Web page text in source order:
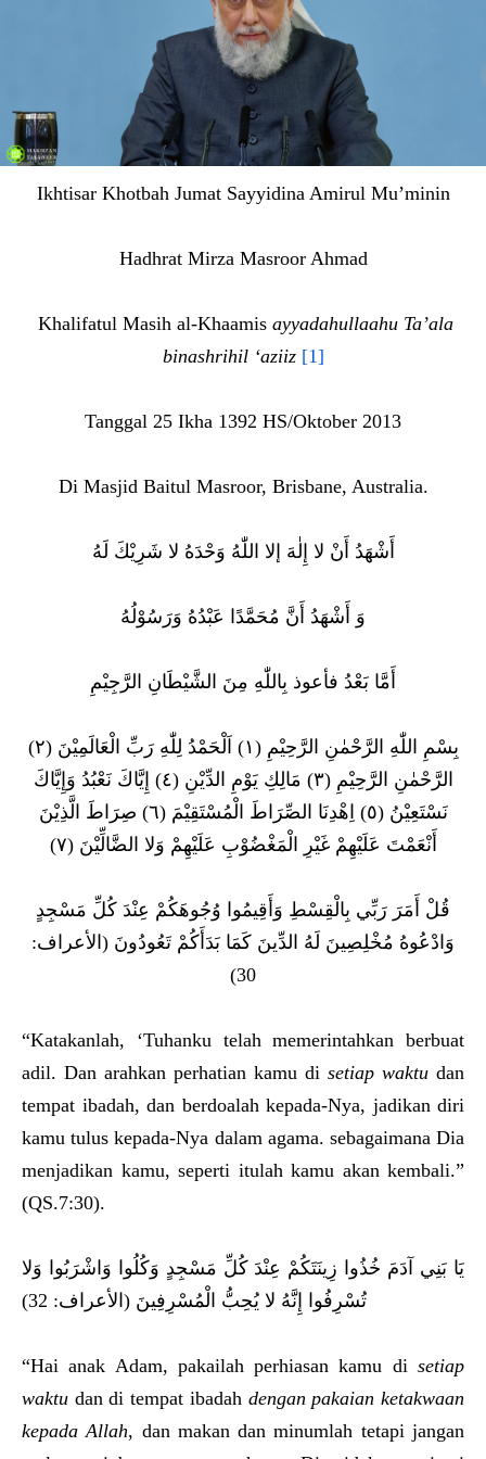
Ikhtisar Khotbah Jumat Sayyidina Amirul Mu’minin
Hadhrat Mirza Masroor Ahmad
Khalifatul Masih al-Khaamis ayyadahullaahu Ta’ala
binashrihil ‘aziiz [1]
Tanggal 25 Ikha 1392 HS/Oktober 2013
Di Masjid Baitul Masroor, Brisbane, Australia.
أَشْهَدُ أَنْ لا إِلٰهَ إلا اللّٰهُ وَحْدَهُ لا شَرِيْكَ لَهُ
وَ أَشْهَدُ أَنَّ مُحَمَّدًا عَبْدُهُ وَرَسُوْلُهُ
أَمَّا بَعْدُ فأعوذ بِاللّٰهِ مِنَ الشَّيْطَانِ الرَّجِيْمِ
بِسْمِ اللّٰهِ الرَّحْمٰنِ الرَّحِيْمِ (١) اَلْحَمْدُ لِلّٰهِ رَبِّ الْعَالَمِيْنَ (٢)
الرَّحْمٰنِ الرَّحِيْمِ (٣) مَالِكِ يَوْمِ الدِّيْنِ (٤) إِيَّاكَ نَعْبُدُ وَإِيَّاكَ
نَسْتَعِيْنُ (٥) اِهْدِنَا الصِّرَاطَ الْمُسْتَقِيْمَ (٦) صِرَاطَ الَّذِيْنَ
أَنْعَمْتَ عَلَيْهِمْ غَيْرِ الْمَغْضُوْبِ عَلَيْهِمْ وَلا الضَّالِّيْنَ (٧)
قُلْ أَمَرَ رَبِّي بِالْقِسْطِ وَأَقِيمُوا وُجُوهَكُمْ عِنْدَ كُلِّ مَسْجِدٍ
وَادْعُوهُ مُخْلِصِينَ لَهُ الدِّينَ كَمَا بَدَأَكُمْ تَعُودُونَ (الأعراف:
30)
“Katakanlah, ‘Tuhanku telah memerintahkan berbuat
adil. Dan arahkan perhatian kamu di setiap waktu dan
tempat ibadah, dan berdoalah kepada-Nya, jadikan diri
kamu tulus kepada-Nya dalam agama. sebagaimana Dia
menjadikan kamu, seperti itulah kamu akan kembali.”
(QS.7:30).
يَا بَنِي آدَمَ خُذُوا زِينَتَكُمْ عِنْدَ كُلِّ مَسْجِدٍ وَكُلُوا وَاشْرَبُوا وَلا
تُسْرِفُوا إِنَّهُ لا يُحِبُّ الْمُسْرِفِينَ (الأعراف: 32)
“Hai anak Adam, pakailah perhiasan kamu di setiap
waktu dan di tempat ibadah dengan pakaian ketakwaan
kepada Allah, dan makan dan minumlah tetapi jangan